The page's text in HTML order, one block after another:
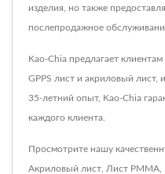
изделия, но также
послепродажное
Kao-Chia предлагает
GPPS лист и акриловый лист,
35-летний опыт, Kao-Chia
каждого клиента.
Просмотрите нашу
Акриловый лист Лист PMMA